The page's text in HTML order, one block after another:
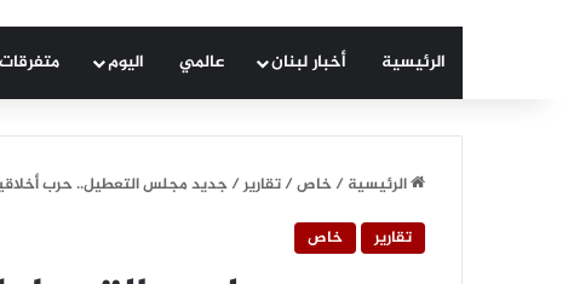
الرئيسية أخبار لبنان عالمي اليوم متفرقات
الرئيسية/خاص/تقارير/جديد مجلس التعطيل.. حرب
تقارير
خاص